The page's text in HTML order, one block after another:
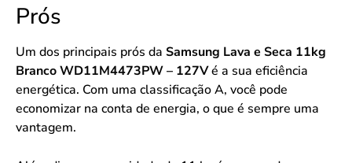
Prós
Um dos principais prós da Samsung Lava e Seca 11kg
Branco WD11M4473PW – 127Vé a sua eficiência
energética. Com uma classificação A, você pode
economizar na conta de energia, o que é sempre uma
vantagem.